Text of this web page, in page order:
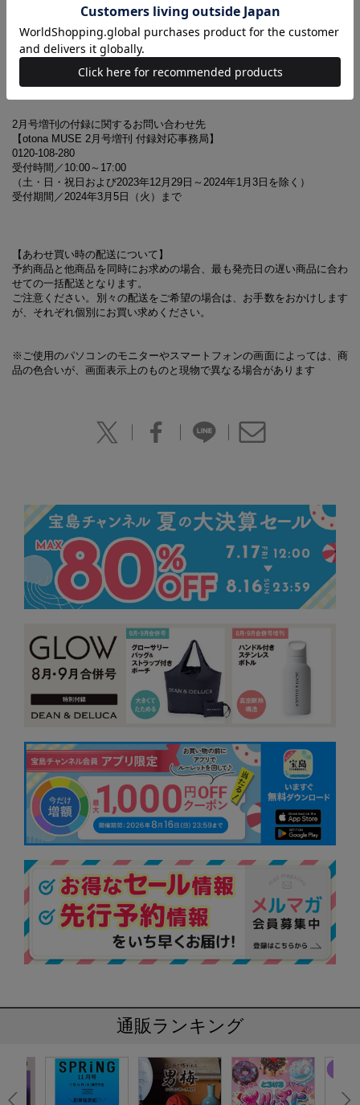
※ご使用のパソコンのモニターやスマートフォンの画面によっては、商
品の色合いが、画面表示上のものと現物で異なる場合があります
※誌面内容は『otona MUSE』2月号に対し、一部掲載していない
記事があります
2月号増刊の付録に関するお問い合わせ先
【otona MUSE 2月号増刊 付録対応事務局】
0120-108-280
受付時間／10:00～17:00
（土・日・祝日および2023年12月29日～2024年1月3日を除く）
受付期間／2024年3月5日（火）まで
【あわせ買い時の配送について】
予約商品と他商品を同時にお求めの場合、最も発売日の遅い商品に合わ
せての一括配送となります。
ご注意ください。別々の配送をご希望の場合は、お手数をおかけします
が、それぞれ個別にお買い求めください。
※ご使用のパソコンのモニターやスマートフォンの画面によっては、商
品の色合いが、画面表示上のものと現物で異なる場合があります
通販ランキング